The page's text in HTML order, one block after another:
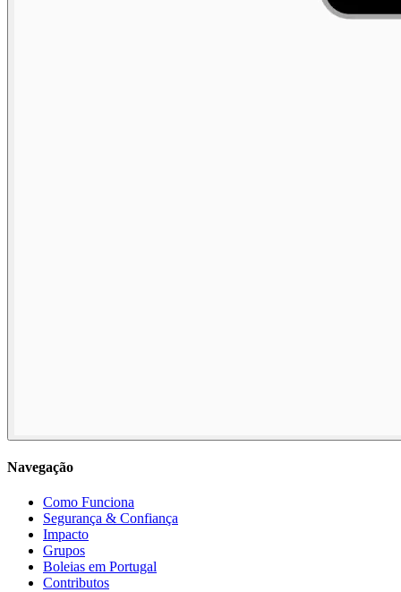
Navegação
Como Funciona
Segurança & Confiança
Impacto
Grupos
Boleias em Portugal
Contributos